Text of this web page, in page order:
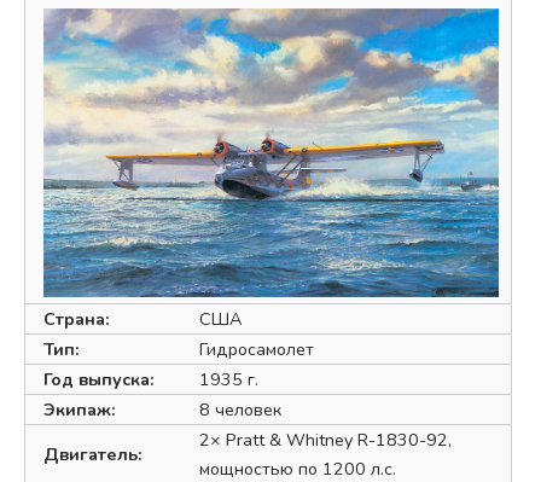
Страна:
США
Тип:
Гидросамолет
Год выпуска:
1935 г.
Экипаж:
8 человек
Двигатель:
2× Pratt & Whitney R-1830-92,
мощностью по 1200 л.с.